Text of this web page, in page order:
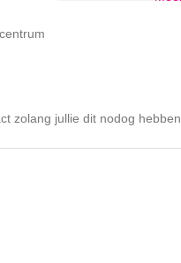
zolang jullie dit nodog hebben